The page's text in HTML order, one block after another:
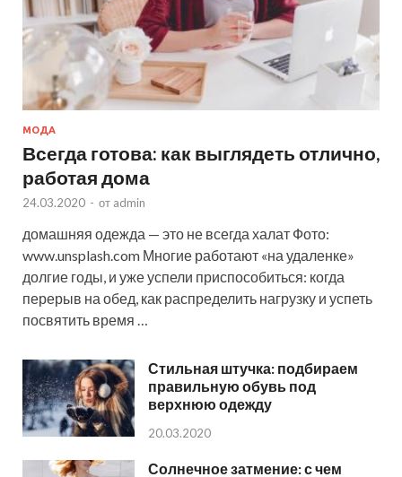
МОДА
Всегда готова: как выглядеть отлично,
работая дома
24.03.2020 - от admin
домашняя одежда — это не всегда халат Фото:
www.unsplash.com Многие работают «на удаленке»
долгие годы, и уже успели приспособиться: когда
перерыв на обед, как распределить нагрузку и успеть
посвятить время …
Стильная штучка: подбираем
правильную обувь под
верхнюю одежду
20.03.2020
Солнечное затмение: с чем